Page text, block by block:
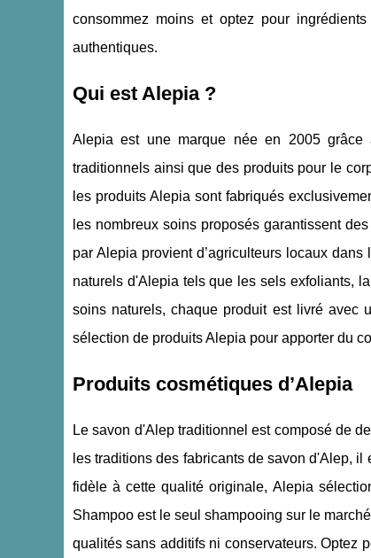
consommez moins et optez pour
authentiques.
Qui est Alepia ?
Alepia est une marque née en 2005
traditionnels ainsi que des produits pour le
les produits Alepia sont fabriqués
les nombreux soins proposés garantissent
par Alepia provient d’agriculteurs locaux
naturels d'Alepia tels que les sels exfoliants,
soins naturels, chaque produit est livré avec
sélection de produits Alepia pour apporter du
Produits cosmétiques d’Alepia
Le savon d'Alep traditionnel est composé de
les traditions des fabricants de savon d'Alep,
fidèle à cette qualité originale, Alepia
Shampoo est le seul shampooing sur le
qualités sans additifs ni conservateurs. Optez